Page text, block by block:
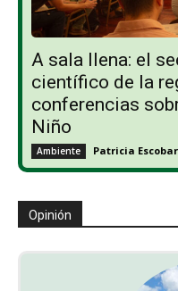
A sala llena: el
científico de la
conferencias
Niño
Ambiente Patricia Escobar
Opinión